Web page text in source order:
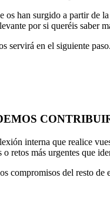
han surgido a partir de
por si queréis saber
servirá en el siguiente paso.
interna que realice
retos más urgentes que
compromisos del resto